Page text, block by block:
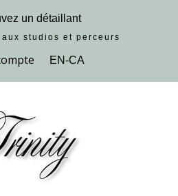
un détaillant
studios et perceurs